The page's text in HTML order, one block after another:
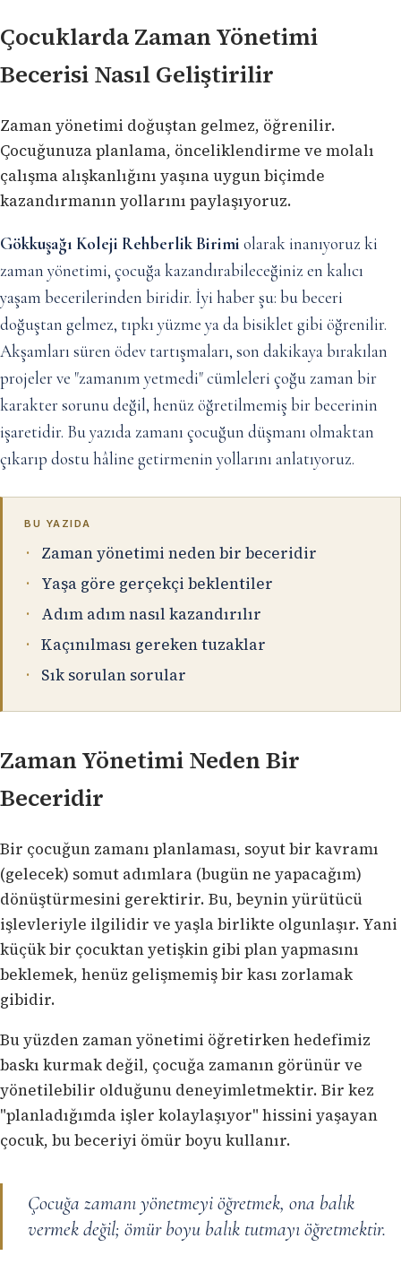
Çocuklarda Zaman Yönetimi
Becerisi Nasıl Geliştirilir
Zaman yönetimi doğuştan gelmez, öğrenilir.
Çocuğunuza planlama, önceliklendirme ve molalı
çalışma alışkanlığını yaşına uygun biçimde
kazandırmanın yollarını paylaşıyoruz.
Gökkuşağı Koleji Rehberlik Birimi olarak inanıyoruz ki
zaman yönetimi, çocuğa kazandırabileceğiniz en kalıcı
yaşam becerilerinden biridir. İyi haber şu: bu beceri
doğuştan gelmez, tıpkı yüzme ya da bisiklet gibi öğrenilir.
Akşamları süren ödev tartışmaları, son dakikaya bırakılan
projeler ve "zamanım yetmedi" cümleleri çoğu zaman bir
karakter sorunu değil, henüz öğretilmemiş bir becerinin
işaretidir. Bu yazıda zamanı çocuğun düşmanı olmaktan
çıkarıp dostu hâline getirmenin yollarını anlatıyoruz.
BU YAZIDA
Zaman yönetimi neden bir beceridir
Yaşa göre gerçekçi beklentiler
Adım adım nasıl kazandırılır
Kaçınılması gereken tuzaklar
Sık sorulan sorular
Zaman Yönetimi Neden Bir
Beceridir
Bir çocuğun zamanı planlaması, soyut bir kavramı
(gelecek) somut adımlara (bugün ne yapacağım)
dönüştürmesini gerektirir. Bu, beynin yürütücü
işlevleriyle ilgilidir ve yaşla birlikte olgunlaşır. Yani
küçük bir çocuktan yetişkin gibi plan yapmasını
beklemek, henüz gelişmemiş bir kası zorlamak
gibidir.
Bu yüzden zaman yönetimi öğretirken hedefimiz
baskı kurmak değil, çocuğa zamanın görünür ve
yönetilebilir olduğunu deneyimletmektir. Bir kez
"planladığımda işler kolaylaşıyor" hissini yaşayan
çocuk, bu beceriyi ömür boyu kullanır.
Çocuğa zamanı yönetmeyi öğretmek, ona balık
vermek değil; ömür boyu balık tutmayı öğretmektir.